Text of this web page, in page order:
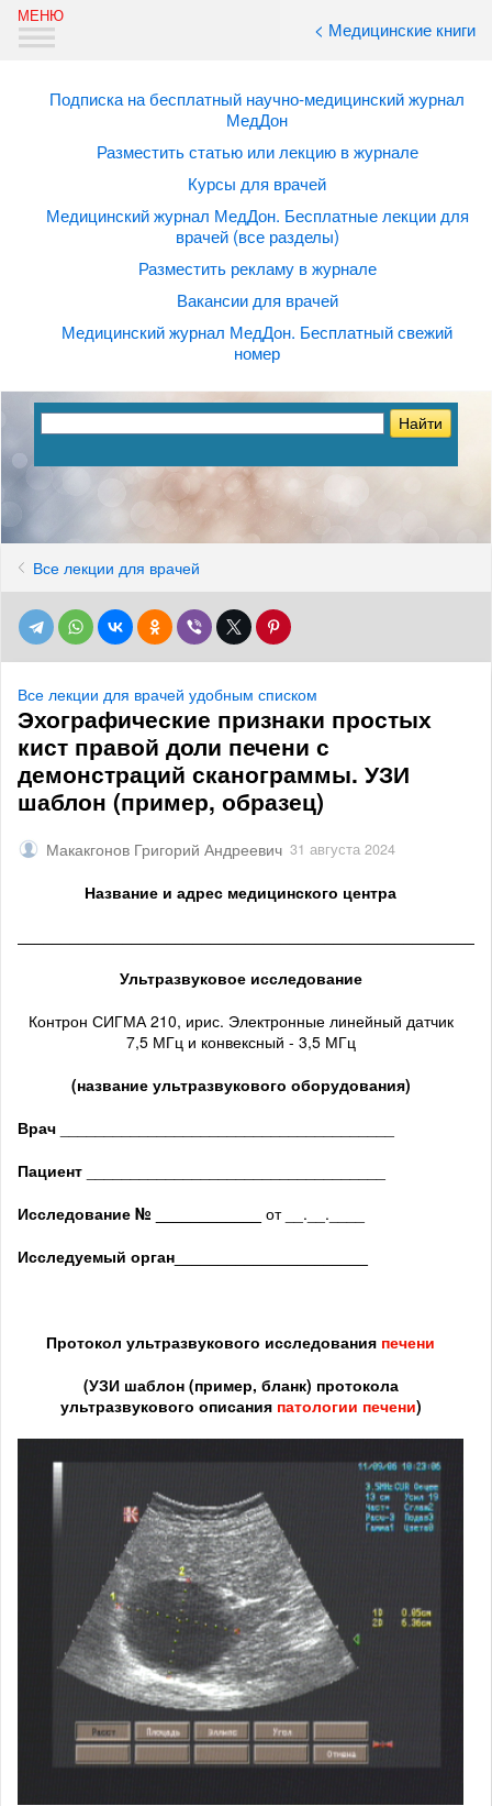
< Медицинские книги
Подписка на бесплатный научно-медицинский журнал
МедДон
Разместить статью или лекцию в журнале
Курсы для врачей
Медицинский журнал МедДон. Бесплатные лекции для
врачей (все разделы)
Разместить рекламу в журнале
Вакансии для врачей
Медицинский журнал МедДон. Бесплатный свежий
номер
Все лекции для врачей
Все лекции для врачей удобным списком
Эхографические признаки простых
кист правой доли печени с
демонстраций сканограммы. УЗИ
шаблон (пример, образец)
Макакгонов Григорий Андреевич 31 августа 2024
Название и адрес медицинского центра
Ультразвуковое исследование
Контрон СИГМА 210, ирис. Электронные линейный датчик
7,5 МГц и конвексный - 3,5 МГц
(название ультразвукового оборудования)
Врач
Пациент
Исследование № ____________ от __.__.____
Исследуемый орган
Протокол ультразвукового исследования печени
(УЗИ шаблон (пример, бланк) протокола
ультразвукового описания патологии печени)